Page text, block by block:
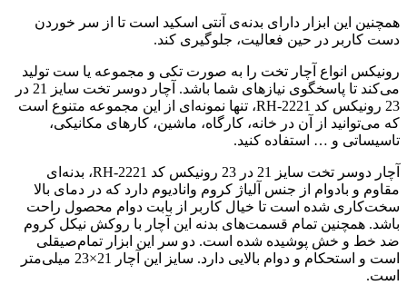
همچنین این ابزار دارای بدنه‌ی آنتی اسکید است تا از سر خوردن
دست کاربر در حین فعالیت، جلوگیری کند.
رونیکس انواع آچار تخت را به صورت تکی و مجموعه یا ست تولید
می‌کند تا پاسخگوی نیازهای شما باشد. آچار دوسر تخت سایز 21 در
23 رونیکس کد RH-2221، تنها نمونه‌ای از این مجموعه متنوع است
که می‌توانید از آن در خانه، کارگاه، ماشین، کارهای مکانیکی،
تاسیساتی و … استفاده کنید.
آچار دوسر تخت سایز 21 در 23 رونیکس کد RH-2221، بدنه‌ای
مقاوم و بادوام از جنس آلیاژ کروم وانادیوم دارد که در دمای بالا
سخت‌کاری شده است تا خیال کاربر از بابت دوام محصول راحت
باشد. همچنین تمام قسمت‌های بدنه این آچار با روکش نیکل کروم
ضد خط و خش پوشیده شده‌ است. دو سر این ابزار تمام‌صیقلی
است و استحکام و دوام بالایی دارد. سایز این آچار 21×23 میلی‌متر
است.